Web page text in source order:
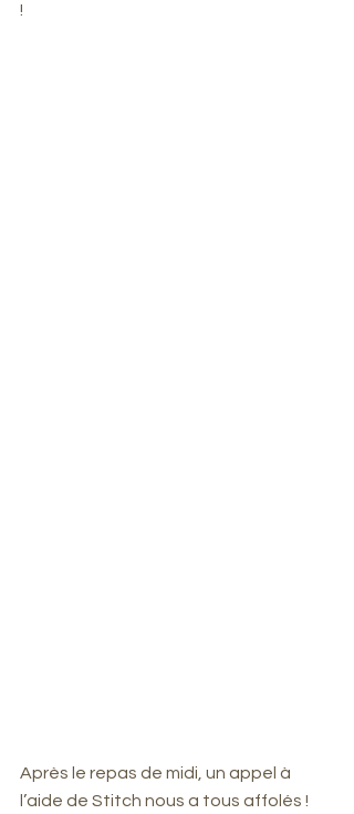
!
Après le repas de midi, un appel à
l’aide de Stitch nous a tous affolés !